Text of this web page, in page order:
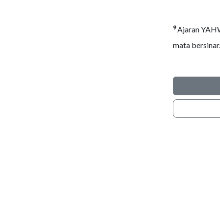
9Ajaran
mata bersinar.